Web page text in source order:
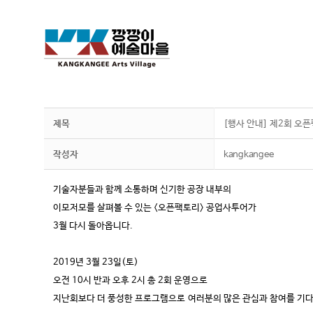
제목 [행사 안내] 제2회 오픈
작성자 kangkangee
기술자분들과 함께 소통하며 신기한 공장 내부의
이모저모를 살펴볼 수 있는 <오픈팩토리> 공업사투어가
3월 다시 돌아옵니다.
2019년 3월 23일(토)
오전 10시 반과 오후 2시 총 2회 운영으로
지난회보다 더 풍성한 프로그램으로 여러분의 많은 관심과 참여를 기